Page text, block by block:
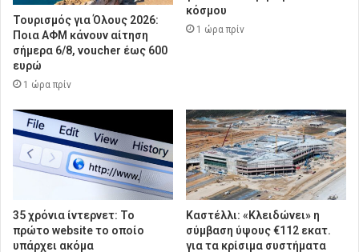
Τουρισμός για Όλους 2026:
Ποια ΑΦΜ κάνουν αίτηση
σήμερα 6/8, voucher έως 600
ευρώ
1 ώρα πρίν
κόσμου
1 ώρα πρίν
35 χρόνια ίντερνετ: Το
πρώτο website το οποίο
υπάρχει ακόμα
Καστέλλι: «Κλειδώνει» η
σύμβαση ύψους €112 εκατ.
για τα κρίσιμα συστήματα